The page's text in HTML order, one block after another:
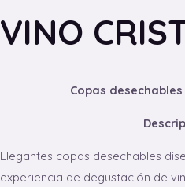
VINO
Copas
Elegantes copas desechables
experiencia de degustación de